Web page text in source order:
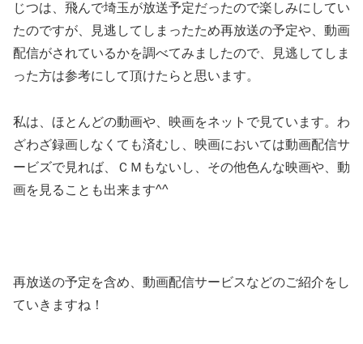
じつは、飛んで埼玉が放送予定だったので楽しみにしてい
たのですが、見逃してしまったため再放送の予定や、動画
配信がされているかを調べてみましたので、見逃してしま
った方は参考にして頂けたらと思います。
私は、ほとんどの動画や、映画をネットで見ています。わ
ざわざ録画しなくても済むし、映画においては動画配信サ
ービズで見れば、ＣＭもないし、その他色んな映画や、動
画を見ることも出来ます^^
再放送の予定を含め、動画配信サービスなどのご紹介をし
ていきますね！